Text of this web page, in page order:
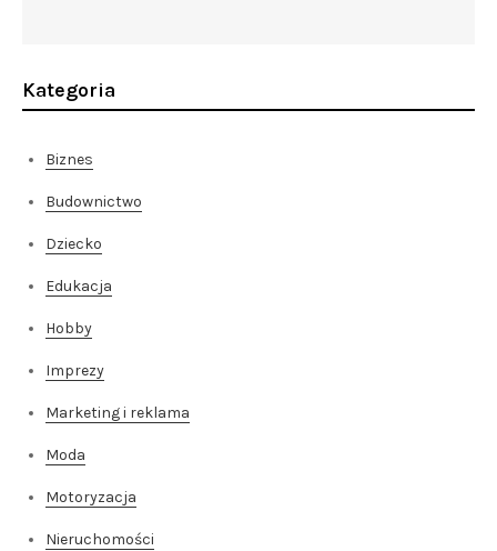
Kategoria
Biznes
Budownictwo
Dziecko
Edukacja
Hobby
Imprezy
Marketing i reklama
Moda
Motoryzacja
Nieruchomości